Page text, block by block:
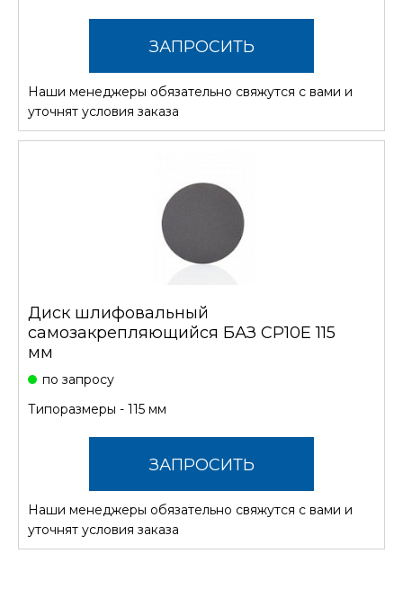
ЗАПРОСИТЬ
СТОИМОСТЬ
Наши менеджеры обязательно свяжутся с вами и
уточнят условия заказа
Диск шлифовальный
самозакрепляющийся БАЗ CP10E 115
мм
по запросу
Типоразмеры - 115 мм
ЗАПРОСИТЬ
СТОИМОСТЬ
Наши менеджеры обязательно свяжутся с вами и
уточнят условия заказа